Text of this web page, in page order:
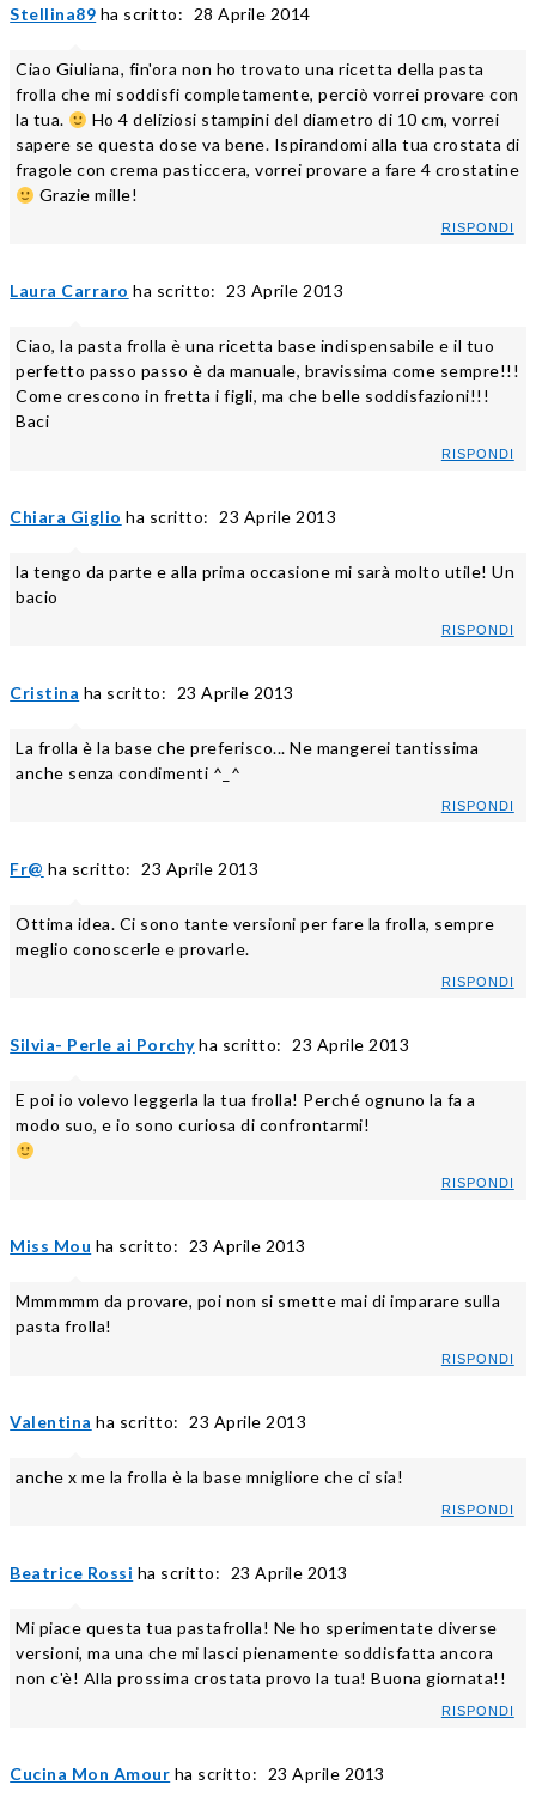
Stellina89 ha scritto: 28 Aprile 2014
Ciao Giuliana, fin'ora non ho trovato una ricetta della pasta
frolla che mi soddisfi completamente, perciò vorrei provare con
la tua.
Ho 4 deliziosi stampini del diametro di 10 cm, vorrei
sapere se questa dose va bene. Ispirandomi alla tua crostata di
fragole con crema pasticcera, vorrei provare a fare 4 crostatine
Grazie mille!
RISPONDI
Laura Carraro ha scritto: 23 Aprile 2013
Ciao, la pasta frolla è una ricetta base indispensabile e il tuo
perfetto passo passo è da manuale, bravissima come sempre!!!
Come crescono in fretta i figli, ma che belle soddisfazioni!!!
Baci
RISPONDI
Chiara Giglio ha scritto: 23 Aprile 2013
la tengo da parte e alla prima occasione mi sarà molto utile! Un
bacio
RISPONDI
Cristina ha scritto: 23 Aprile 2013
La frolla è la base che preferisco... Ne mangerei tantissima
anche senza condimenti ^_^
RISPONDI
Fr@ ha scritto: 23 Aprile 2013
Ottima idea. Ci sono tante versioni per fare la frolla, sempre
meglio conoscerle e provarle.
RISPONDI
Silvia- Perle ai Porchy ha scritto: 23 Aprile 2013
E poi io volevo leggerla la tua frolla! Perché ognuno la fa a
modo suo, e io sono curiosa di confrontarmi!
RISPONDI
Miss Mou ha scritto: 23 Aprile 2013
Mmmmmm da provare, poi non si smette mai di imparare sulla
pasta frolla!
RISPONDI
Valentina ha scritto: 23 Aprile 2013
anche x me la frolla è la base mnigliore che ci sia!
RISPONDI
Beatrice Rossi ha scritto: 23 Aprile 2013
Mi piace questa tua pastafrolla! Ne ho sperimentate diverse
versioni, ma una che mi lasci pienamente soddisfatta ancora
non c'è! Alla prossima crostata provo la tua! Buona giornata!!
RISPONDI
Cucina Mon Amour ha scritto: 23 Aprile 2013